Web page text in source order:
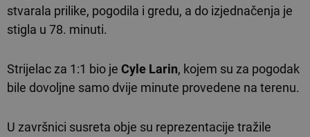
stvarala prilike, pogodila i gredu, a do izjednačenja je
stigla u 78. minuti.
Strijelac za 1:1 bio je Cyle Larin, kojem su za pogodak
bile dovoljne samo dvije minute provedene na terenu.
U završnici susreta obje su reprezentacije tražile